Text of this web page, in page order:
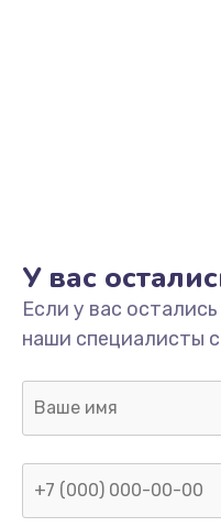
У вас
Если у вас
наши специалисты